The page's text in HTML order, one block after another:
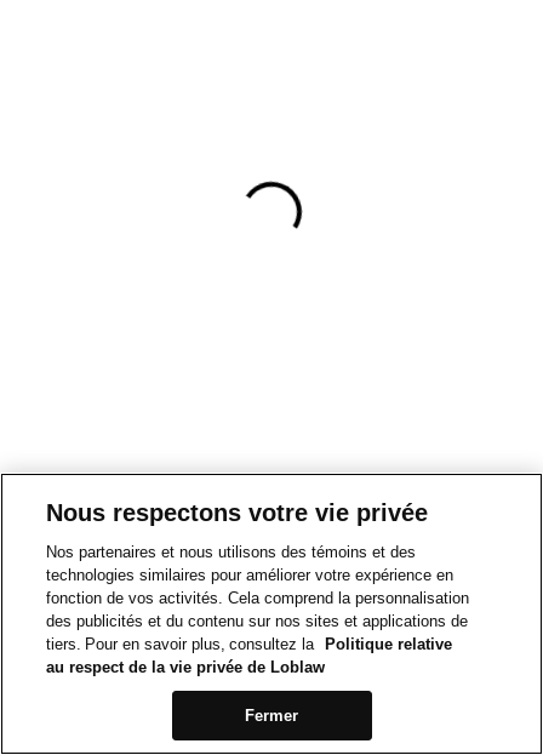
Nous respectons votre vie privée
Nos partenaires et nous utilisons des témoins et des
technologies similaires pour améliorer votre expérience en
fonction de vos activités. Cela comprend la personnalisation
des publicités et du contenu sur nos sites et applications de
tiers. Pour en savoir plus, consultez la
Politique relative
au respect de la vie privée de Loblaw
Fermer